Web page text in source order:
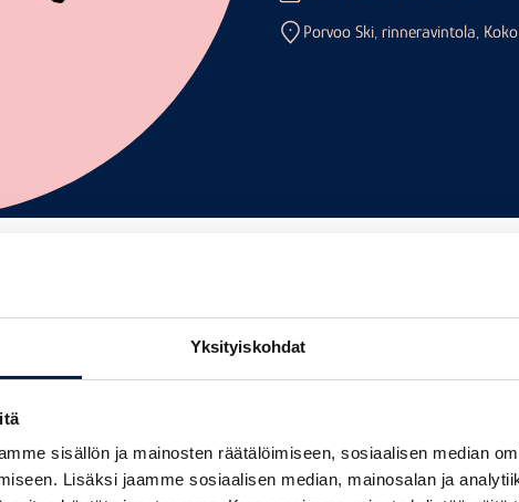
Yksityiskohdat
sisällön ja mainosten räätälöimiseen, sosiaalisen median
Lisäksi jaamme sosiaalisen median, mainosalan ja
Porvoo Ski, rinneravintola,
vietetään torstaina 7.5. klo 8.30–10.00. Teemana tällä
ajankohtaista tietoa ja mahdollisuus tavata alueen yrittäjiä.
ja Helsingin seudun kauppakamari järjestävät yhdessä kaikille